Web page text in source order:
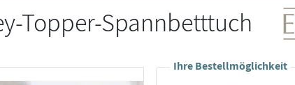
Topper-Spannbetttuch
Ihre Bestellmöglichkeit